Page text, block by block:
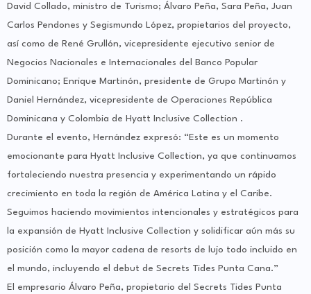
David Collado, ministro de Turismo; Álvaro Peña, Sara Peña, Juan
Carlos Pendones y Segismundo López, propietarios del proyecto,
así como de René Grullón, vicepresidente ejecutivo senior de
Negocios Nacionales e Internacionales del Banco Popular
Dominicano; Enrique Martinón, presidente de Grupo Martinón y
Daniel Hernández, vicepresidente de Operaciones República
Dominicana y Colombia de Hyatt Inclusive Collection .
Durante el evento, Hernández expresó: “Este es un momento
emocionante para Hyatt Inclusive Collection, ya que continuamos
fortaleciendo nuestra presencia y experimentando un rápido
crecimiento en toda la región de América Latina y el Caribe.
Seguimos haciendo movimientos intencionales y estratégicos para
la expansión de Hyatt Inclusive Collection y solidificar aún más su
posición como la mayor cadena de resorts de lujo todo incluido en
el mundo, incluyendo el debut de Secrets Tides Punta Cana.”
El empresario Álvaro Peña, propietario del Secrets Tides Punta